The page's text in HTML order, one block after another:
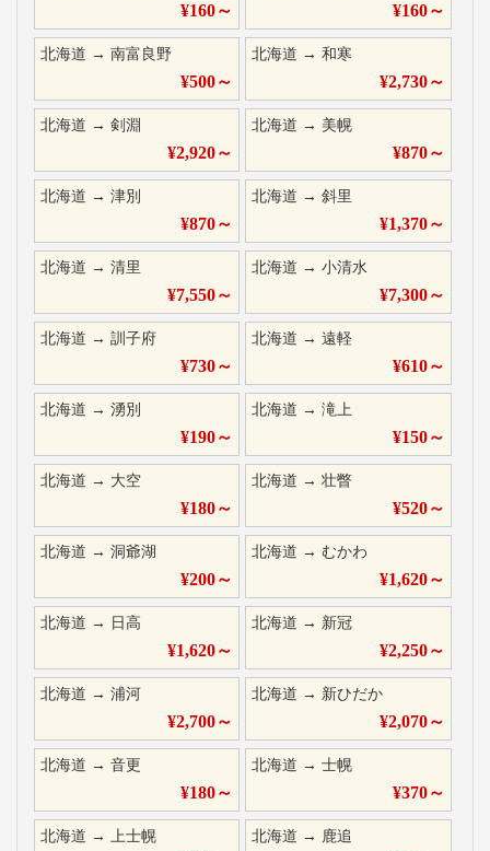
¥160～ ¥160～
北海道 → 南富良野
¥500～
北海道 →和寒
¥2,730～
北海道 → 剣淵
¥2,920～
北海道 → 美幌
¥870～
北海道 → 津別
¥870～
北海道 →斜里
¥1,370～
北海道 → 清里
¥7,550～
北海道 →小清水
¥7,300～
北海道 → 訓子府
¥730～
北海道 →遠軽
¥610～
北海道 → 湧別
¥190～
北海道 →滝上
¥150～
北海道 → 大空
¥180～
北海道 →壮瞥
¥520～
北海道 → 洞爺湖
¥200～
北海道 →むかわ
¥1,620～
北海道 → 日高
¥1,620～
北海道 → 新冠
¥2,250～
北海道 → 浦河
¥2,700～
北海道 → 新ひだか
¥2,070～
北海道 → 音更
¥180～
北海道 →士幌
¥370～
北海道 → 上士幌 北海道 → 鹿追